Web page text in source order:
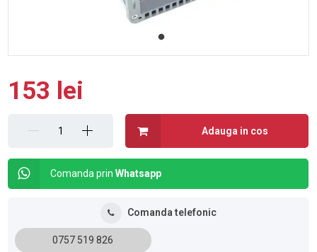
153 lei
Adauga in cos
Comanda prinWhatsapp
Comanda telefonic
0757 519 826